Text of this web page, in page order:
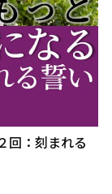
回：刻まれる